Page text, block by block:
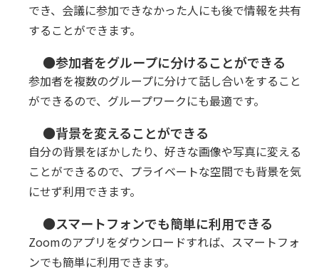
でき、会議に参加できなかった人にも後で情報を共有
することができます。
●参加者をグループに分けることができる
参加者を複数のグループに分けて話し合いをすること
ができるので、グループワークにも最適です。
●背景を変えることができる
自分の背景をぼかしたり、好きな画像や写真に変える
ことができるので、プライベートな空間でも背景を気
にせず利用できます。
●スマートフォンでも簡単に利用できる
Zoomのアプリをダウンロードすれば、スマートフォ
ンでも簡単に利用できます。